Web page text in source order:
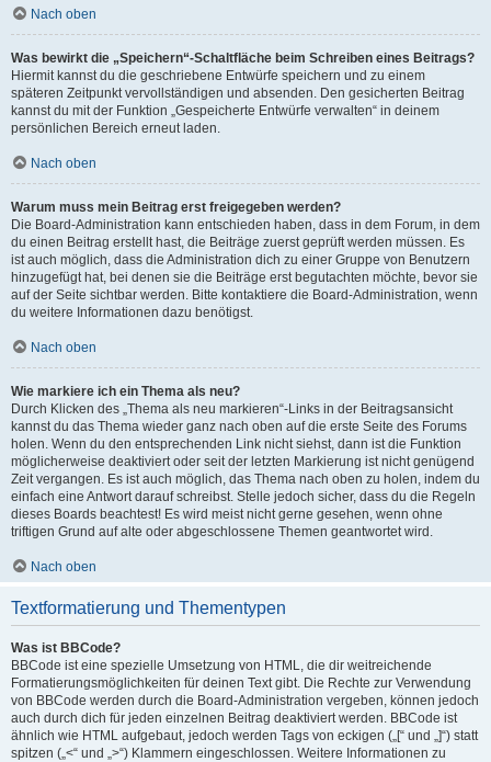
Nach oben
Was bewirkt die „Speichern“-Schaltfläche beim Schreiben eines Beitrags?
Hiermit kannst du die geschriebene Entwürfe speichern und zu einem
späteren Zeitpunkt vervollständigen und absenden. Den gesicherten Beitrag
kannst du mit der Funktion „Gespeicherte Entwürfe verwalten“ in deinem
persönlichen Bereich erneut laden.
Nach oben
Warum muss mein Beitrag erst freigegeben werden?
Die Board-Administration kann entschieden haben, dass in dem Forum, in dem
du einen Beitrag erstellt hast, die Beiträge zuerst geprüft werden müssen. Es
ist auch möglich, dass die Administration dich zu einer Gruppe von Benutzern
hinzugefügt hat, bei denen sie die Beiträge erst begutachten möchte, bevor sie
auf der Seite sichtbar werden. Bitte kontaktiere die Board-Administration, wenn
du weitere Informationen dazu benötigst.
Nach oben
Wie markiere ich ein Thema als neu?
Durch Klicken des „Thema als neu markieren“-Links in der Beitragsansicht
kannst du das Thema wieder ganz nach oben auf die erste Seite des Forums
holen. Wenn du den entsprechenden Link nicht siehst, dann ist die Funktion
möglicherweise deaktiviert oder seit der letzten Markierung ist nicht genügend
Zeit vergangen. Es ist auch möglich, das Thema nach oben zu holen, indem du
einfach eine Antwort darauf schreibst. Stelle jedoch sicher, dass du die Regeln
dieses Boards beachtest! Es wird meist nicht gerne gesehen, wenn ohne
triftigen Grund auf alte oder abgeschlossene Themen geantwortet wird.
Nach oben
Textformatierung und Thementypen
Was ist BBCode?
BBCode ist eine spezielle Umsetzung von HTML, die dir weitreichende
Formatierungsmöglichkeiten für deinen Text gibt. Die Rechte zur Verwendung
von BBCode werden durch die Board-Administration vergeben, können jedoch
auch durch dich für jeden einzelnen Beitrag deaktiviert werden. BBCode ist
ähnlich wie HTML aufgebaut, jedoch werden Tags von eckigen („[“ und „]“) statt
spitzen („<“ und „>“) Klammern eingeschlossen. Weitere Informationen zu